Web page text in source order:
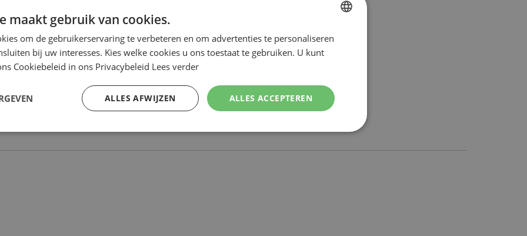
DUTCH
ENGLISH
maakt gebruik van cookies.
om de gebruikerservaring te verbeteren en om advertenties te personaliseren
bij uw interesses. Kies welke cookies u ons toestaat te gebruiken. U kunt
Cookiebeleid in ons Privacybeleid Lees verder
ALLES ACCEPTEREN
ALLES AFWIJZEN